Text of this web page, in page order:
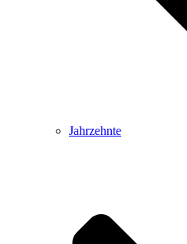
Jahrzehnte